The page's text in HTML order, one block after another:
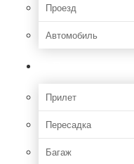
Проезд
Автомобиль
Прилет
Пересадка
Багаж